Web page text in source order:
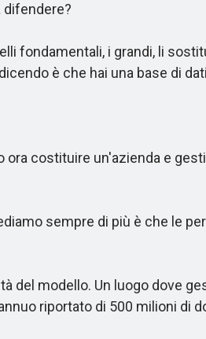
difendere?
fondamentali, i grandi, li
è che hai una base di
costituire un'azienda e
sempre di più è che le
del modello. Un luogo dove
riportato di 500 milioni di